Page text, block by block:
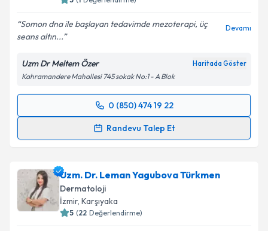
Kişisel verilerimin işlenmesine ilişkin
Metni 'ni okudum ve kişisel verilerimin belirtilen
kapsamda işlenmesini kabul ediyorum.
Takvim Talebini Gönder
Somon dna ile başlayan tedavimde mezoterapi, üç
seans altın...
Devamı
Uzm Dr Meltem Özer Haritada Göster
Kahramandere Mahallesi 745 sokak No:1 - A Blok
0 (850) 474 19 22
Randevu Talep Et
Randevu Takvimi Talebi
takvim hazırlandığında e-posta ile bilgilendireceğiz.
E-posta Adresiniz
Uzm. Dr. Leman Yagubova Türkmen
Dermatoloji
İzmir, Karşıyaka
5 (22 Değerlendirme)